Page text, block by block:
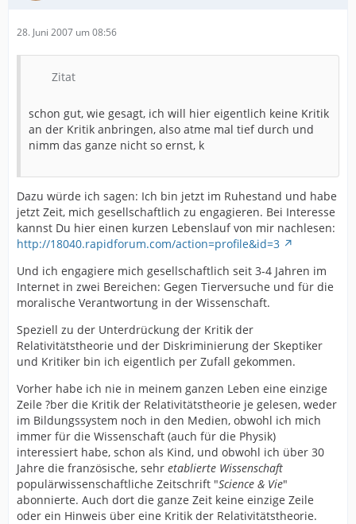
28. Juni 2007 um 08:56
Zitat
schon gut, wie gesagt, ich will hier eigentlich keine Kritik
an der Kritik anbringen, also atme mal tief durch und
nimm das ganze nicht so ernst, k
Dazu würde ich sagen: Ich bin jetzt im Ruhestand und habe
jetzt Zeit, mich gesellschaftlich zu engagieren. Bei Interesse
kannst Du hier einen kurzen Lebenslauf von mir nachlesen:
http://18040.rapidforum.com/action=profile&id=3
Und ich engagiere mich gesellschaftlich seit 3-4 Jahren im
Internet in zwei Bereichen: Gegen Tierversuche und für die
moralische Verantwortung in der Wissenschaft.
Speziell zu der Unterdrückung der Kritik der
Relativitätstheorie und der Diskriminierung der Skeptiker
und Kritiker bin ich eigentlich per Zufall gekommen.
Vorher habe ich nie in meinem ganzen Leben eine einzige
Zeile ?ber die Kritik der Relativitätstheorie je gelesen, weder
im Bildungssystem noch in den Medien, obwohl ich mich
immer für die Wissenschaft (auch für die Physik)
interessiert habe, schon als Kind, und obwohl ich über 30
Jahre die französische, sehr etablierte Wissenschaft
populärwissenschaftliche Zeitschrift "Science & Vie"
abonnierte. Auch dort die ganze Zeit keine einzige Zeile
oder ein Hinweis über eine Kritik der Relativitätstheorie.